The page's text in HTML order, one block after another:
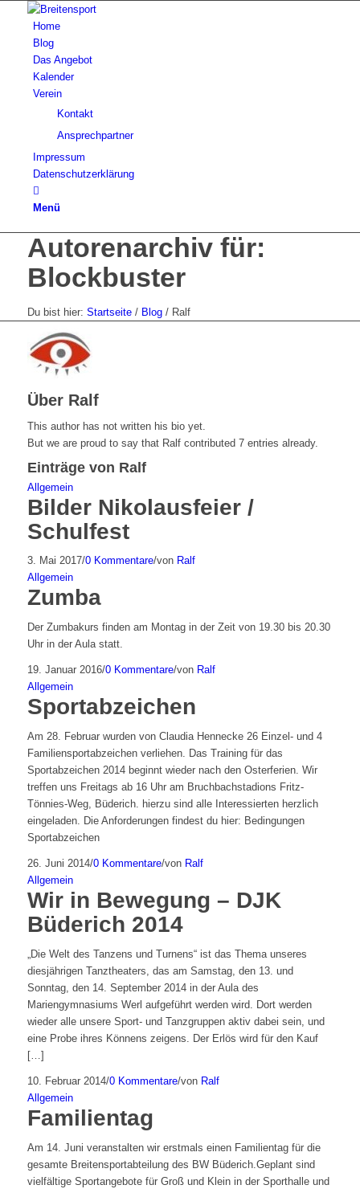
Home
Blog
Das Angebot
Kalender
Verein
Kontakt
Ansprechpartner
Impressum
Datenschutzerklärung
Menü
Autorenarchiv für:
Blockbuster
Du bist hier: Startseite / Blog / Ralf
Über Ralf
This author has not written his bio yet.
But we are proud to say that Ralfcontributed 7 entries already.
Einträge von Ralf
Allgemein
Bilder Nikolausfeier /
Schulfest
3. Mai 2017/0 Kommentare/von Ralf
Allgemein
Zumba
Der Zumbakurs finden am Montag in der Zeit von 19.30 bis 20.30
Uhr in der Aula statt.
19. Januar 2016/0 Kommentare/von Ralf
Allgemein
Sportabzeichen
Am 28. Februar wurden von Claudia Hennecke 26 Einzel- und 4
Familiensportabzeichen verliehen. Das Training für das
Sportabzeichen 2014 beginnt wieder nach den Osterferien. Wir
treffen uns Freitags ab 16 Uhr am Bruchbachstadions Fritz-
Tönnies-Weg, Büderich. hierzu sind alle Interessierten herzlich
eingeladen. Die Anforderungen findest du hier: Bedingungen
Sportabzeichen
26. Juni 2014/0 Kommentare/von Ralf
Allgemein
Wir in Bewegung – DJK
Büderich 2014
„Die Welt des Tanzens und Turnens“ ist das Thema unseres
diesjährigen Tanztheaters, das am Samstag, den 13. und
Sonntag, den 14. September 2014 in der Aula des
Mariengymnasiums Werl aufgeführt werden wird. Dort werden
wieder alle unsere Sport- und Tanzgruppen aktiv dabei sein, und
eine Probe ihres Könnens zeigens. Der Erlös wird für den Kauf
[…]
10. Februar 2014/0 Kommentare/von Ralf
Allgemein
Familientag
Am 14. Juni veranstalten wir erstmals einen Familientag für die
gesamte Breitensportabteilung des BW Büderich.Geplant sind
vielfältige Sportangebote für Groß und Klein in der Sporthalle und